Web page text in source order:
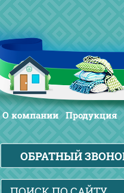
О компании Продукция
ОБРАТНЫЙ